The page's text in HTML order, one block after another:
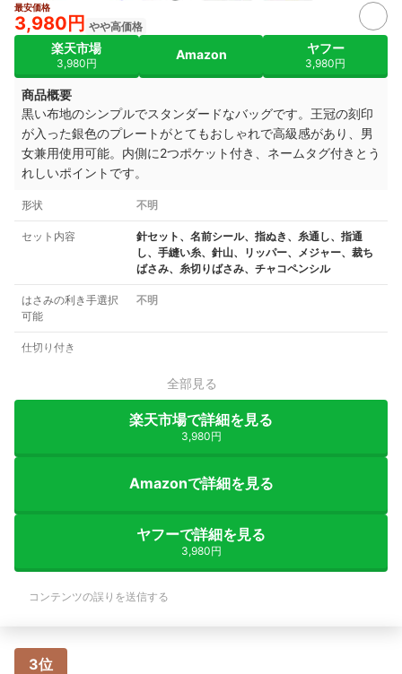
最安価格
3,980円 やや高価格
楽天市場
3,980円
Amazon ヤフー
3,980円
商品概要
黒い布地のシンプルでスタンダードなバッグです。王冠の刻印
が入った銀色のプレートがとてもおしゃれで高級感があり、男
女兼用使用可能。内側に2つポケット付き、ネームタグ付きとう
れしいポイントです。
形状 不明
セット内容
針セット、名前シール、指ぬき、糸通し、指通
し、手縫い糸、針山、リッパー、メジャー、裁ち
ばさみ、糸切りばさみ、チャコペンシル
はさみの利き手選択
可能
不明
仕切り付き
全部見る
楽天市場で詳細を見る
3,980円
Amazonで詳細を見る
ヤフーで詳細を見る
3,980円
コンテンツの誤りを送信する
3位